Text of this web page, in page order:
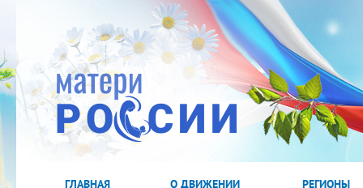
ГЛАВНАЯ О ДВИЖЕНИИ РЕГИОНЫ